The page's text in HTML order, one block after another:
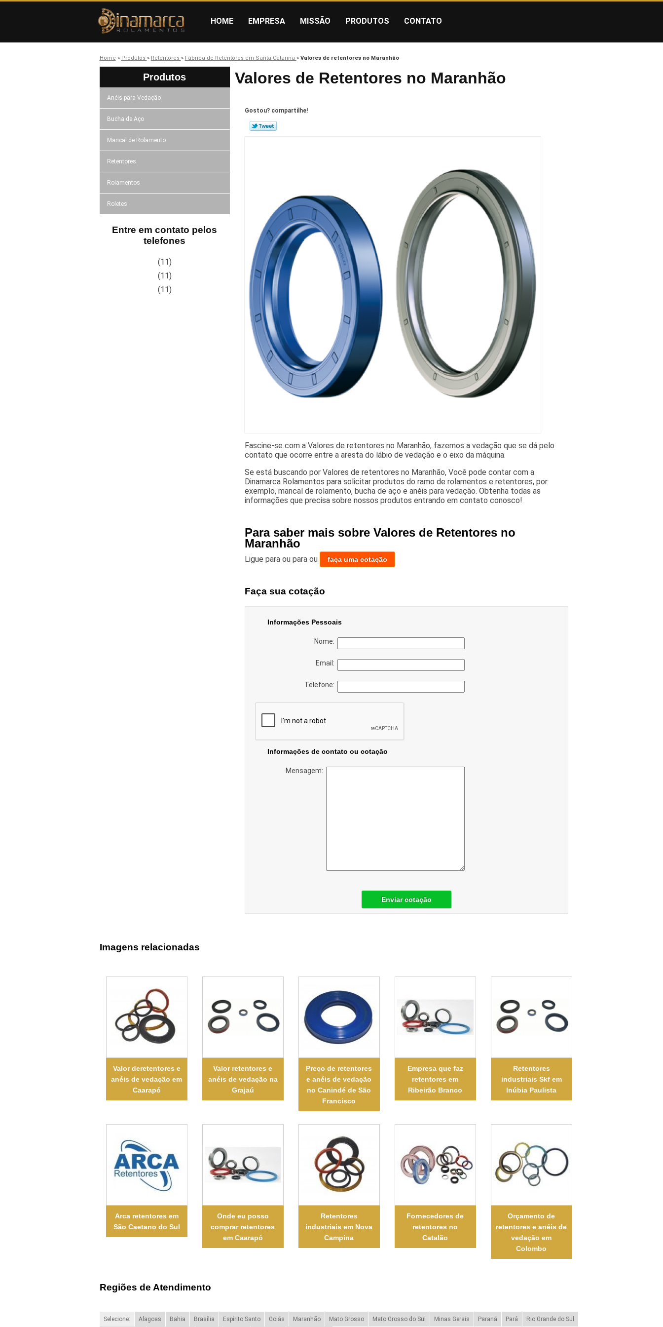
HOME EMPRESA MISSÃO PRODUTOS CONTATO
Home » Produtos » Retentores » Fábrica de Retentores em Santa Catarina » Valores de retentores no Maranhão
Produtos
Anéis para Vedação
Bucha de Aço
Mancal de Rolamento
Retentores
Rolamentos
Roletes
Entre em contato pelos
telefones
(11)
(11)
(11)
Valores de Retentores no Maranhão
Gostou? compartilhe!
Fascine-se com a Valores de retentores no Maranhão, fazemos a vedação que se dá pelo
contato que ocorre entre a aresta do lábio de vedação e o eixo da máquina.
Se está buscando por Valores de retentores no Maranhão, Você pode contar com a
Dinamarca Rolamentos para solicitar produtos do ramo de rolamentos e retentores, por
exemplo, mancal de rolamento, bucha de aço e anéis para vedação. Obtenha todas as
informações que precisa sobre nossos produtos entrando em contato conosco!
Para saber mais sobre Valores de Retentores no
Maranhão
Ligue para ou para ou faça uma cotação
Faça sua cotação
Informações Pessoais
Nome:
Email:
Telefone:
Informações de contato ou cotação
Mensagem:
Enviar cotação
Imagens relacionadas
Valor deretentores e
anéis de vedação em
Caarapó
Valor retentores e
anéis de vedação na
Grajaú
Preço de retentores
e anéis de vedação
no Canindé de São
Francisco
Empresa que faz
retentores em
Ribeirão Branco
Retentores
industriais Skf em
Inúbia Paulista
Arca retentores em
São Caetano do Sul
Onde eu posso
comprar retentores
em Caarapó
Retentores
industriais em Nova
Campina
Fornecedores de
retentores no
Catalão
Orçamento de
retentores e anéis de
vedação em
Colombo
Regiões de Atendimento
Selecione: Alagoas Bahia Brasília Espírito Santo Goiás Maranhão Mato Grosso Mato Grosso do Sul Minas Gerais Paraná Pará Rio Grande do Sul